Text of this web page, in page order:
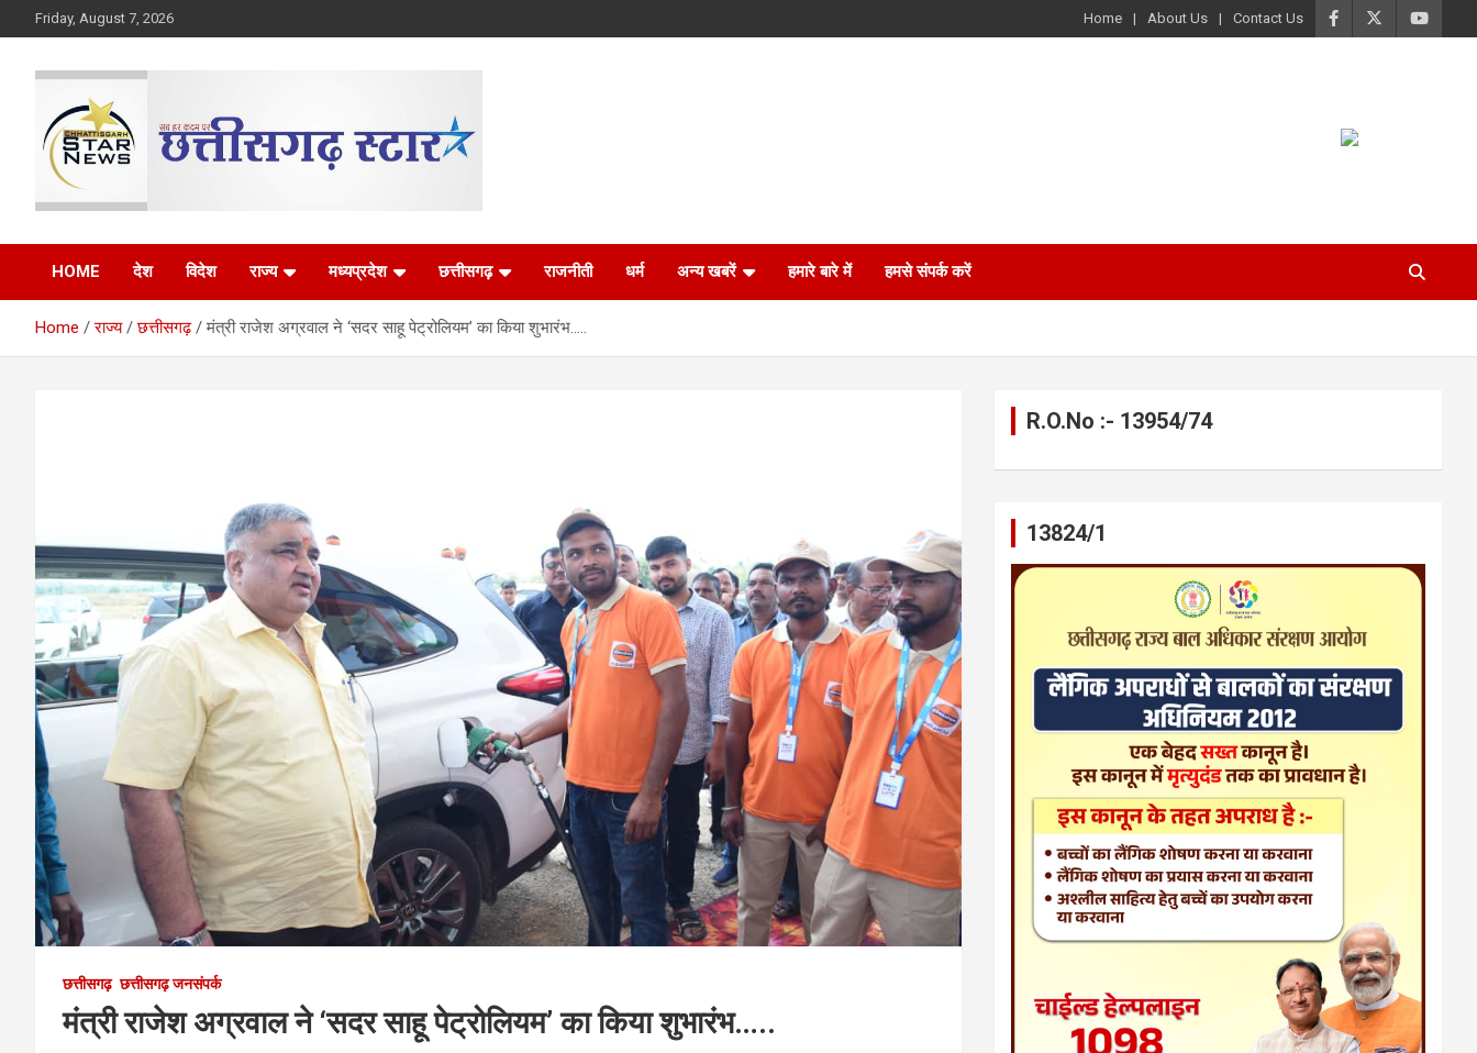
to
Friday, August 7, 2026 Home About Us Contact Us
Chhattisgarh Star
HOME देश विदेश राज्य मध्यप्रदेश छत्तीसगढ़ राजनीती धर्म अन्य खबरें हमारे बारे में हमसे संपर्क करें
Home राज्य छत्तीसगढ़ मंत्री राजेश अग्रवाल ने ‘सदर साहू पेट्रोलियम’ का किया शुभारंभ…..
छत्तीसगढ़ छत्तीसगढ़ जनसंपर्क
मंत्री राजेश अग्रवाल ने ‘सदर साहू पेट्रोलियम’ का किया शुभारंभ…..
R.O.No :- 13954/74
13824/1